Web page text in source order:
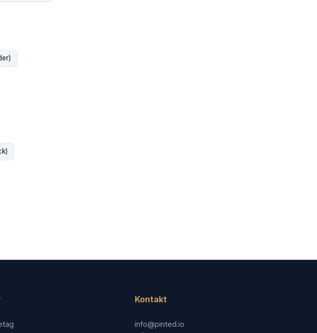
Kontakt
info@pinted.io